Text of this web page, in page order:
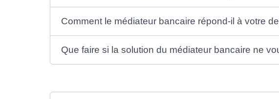
Comment le médiateur bancaire répond-il à votre
Que faire si la solution du médiateur bancaire ne